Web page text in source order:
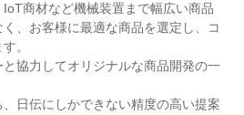
商材など機械装置まで幅広い商品
、お客様に最適な商品を選定し、コ
。
協力してオリジナルな商品開発の一
日伝にしかできない精度の高い提案